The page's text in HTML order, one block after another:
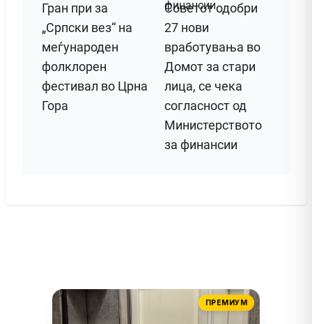
Гран при за
„Српски вез“ на
меѓународен
фолклорен
фестивал во Црна
Гора
Советот одобри
27 нови
вработувања во
Домот за стари
лица, се чека
согласност од
Министерството
за финансии
ПРЕМИУМ